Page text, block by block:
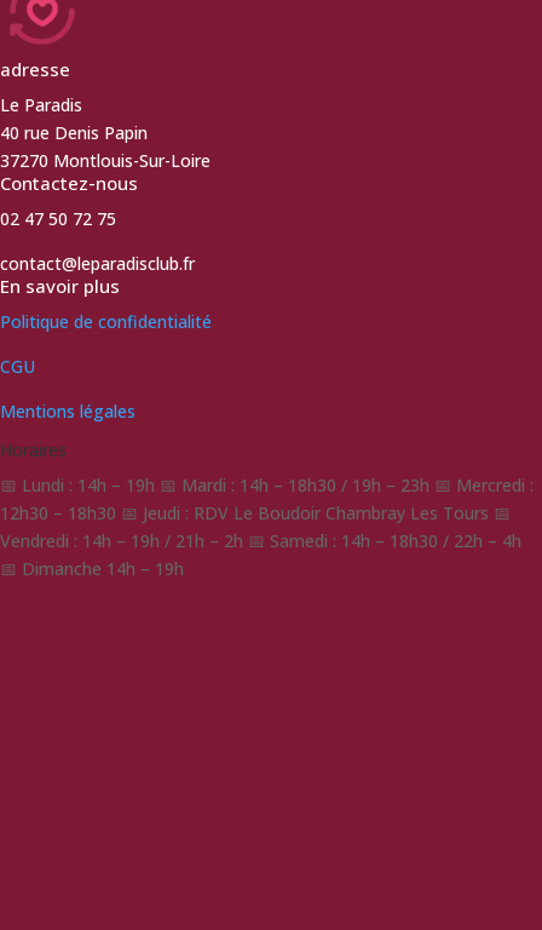
adresse
Le Paradis
40 rue Denis Papin
37270 Montlouis-Sur-Loire
Contactez-nous
02 47 50 72 75
contact@leparadisclub.fr
En savoir plus
Politique de confidentialité
CGU
Mentions légales
Horaires
📅 Lundi : 14h – 19h 📅 Mardi : 14h – 18h30 / 19h – 23h 📅 Mercredi :
12h30 – 18h30 📅 Jeudi : RDV Le Boudoir Chambray Les Tours 📅
Vendredi : 14h – 19h / 21h – 2h 📅 Samedi : 14h – 18h30 / 22h – 4h
📅 Dimanche 14h – 19h